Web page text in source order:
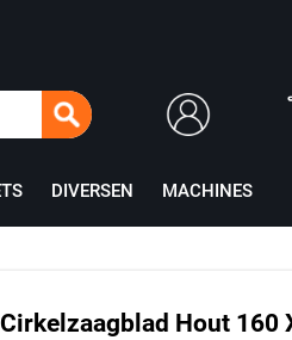
DIVERSEN MACHINES
Hout 160